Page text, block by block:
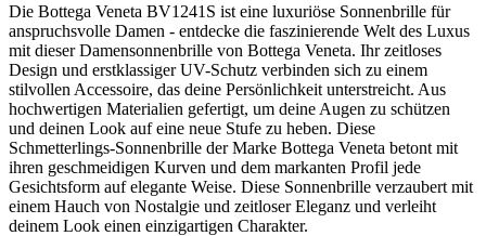
Die Bottega Veneta BV1241S ist eine luxuriöse Sonnenbrille für
anspruchsvolle Damen - entdecke die faszinierende Welt des Luxus
mit dieser Damensonnenbrille von Bottega Veneta. Ihr zeitloses
Design und erstklassiger UV-Schutz verbinden sich zu einem
stilvollen Accessoire, das deine Persönlichkeit unterstreicht. Aus
hochwertigen Materialien gefertigt, um deine Augen zu schützen
und deinen Look auf eine neue Stufe zu heben. Diese
Schmetterlings-Sonnenbrille der Marke Bottega Veneta betont mit
ihren geschmeidigen Kurven und dem markanten Profil jede
Gesichtsform auf elegante Weise. Diese Sonnenbrille verzaubert mit
einem Hauch von Nostalgie und zeitloser Eleganz und verleiht
deinem Look einen einzigartigen Charakter.